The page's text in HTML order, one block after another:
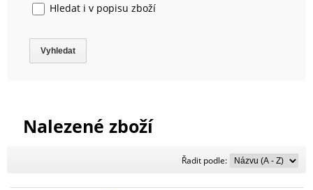
Hledat i v popisu zboží
Nalezené zboží
Řadit podle:
Řadit